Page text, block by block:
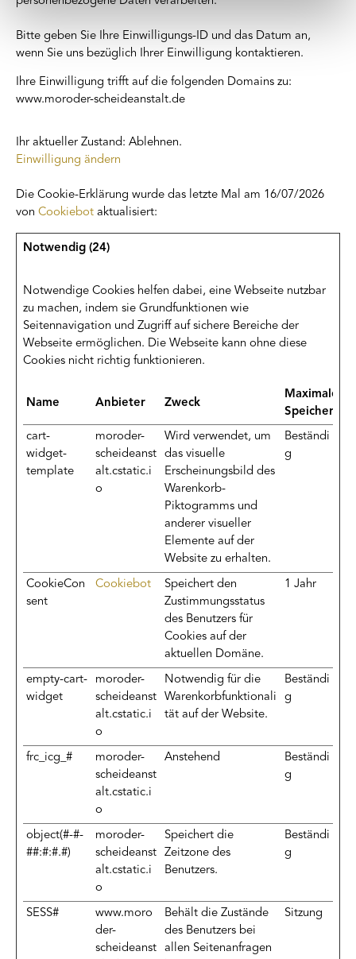
gesammelt haben.
Bitte geben Sie Ihre Einwilligungs-ID und das Datum an,
wenn Sie uns bezüglich Ihrer Einwilligung kontaktieren.
Ihre Einwilligung trifft auf die folgenden Domains zu:
www.moroder-scheideanstalt.de
Ihr aktueller Zustand: Ablehnen.
Einwilligung ändern
Die Cookie-Erklärung wurde das letzte Mal am 16/07/2026
von Cookiebot aktualisiert:
Notwendig (24)
Notwendige Cookies helfen dabei, eine Webseite nutzbar
zu machen, indem sie Grundfunktionen wie
Seitennavigation und Zugriff auf sichere Bereiche der
Webseite ermöglichen. Die Webseite kann ohne diese
Cookies nicht richtig funktionieren.
Name Anbieter Zweck
Maximale
cart-
widget-
template
moroder-
scheideanst
alt.cstatic.i
o
Wird verwendet, um
das visuelle
Erscheinungsbild des
Warenkorb-
Piktogramms und
anderer visueller
Elemente auf der
Website zu erhalten.
Beständi
g
CookieCon
sent
Cookiebot
Speichert den
Zustimmungsstatus
des Benutzers für
Cookies auf der
aktuellen Domäne.
1 Jahr
empty-cart-
widget
moroder-
scheideanst
alt.cstatic.i
o
Notwendig für die
Warenkorbfunktionali
tät auf der Website.
Beständi
g
frc_icg_#
moroder-
scheideanst
alt.cstatic.i
o
Anstehend
Beständi
g
object(#-#-
##:#:#.#)
moroder-
scheideanst
alt.cstatic.i
o
Speichert die
Zeitzone des
Benutzers.
Beständi
g
SESS#
www.moro
der-
scheideanst
Behält die Zustände
des Benutzers bei
allen Seitenanfragen
Sitzung